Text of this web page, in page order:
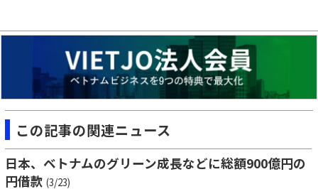
この記事の関連ニュース
日本、ベトナムのグリーン成長などに総額900億円の
円借款 (3/23)